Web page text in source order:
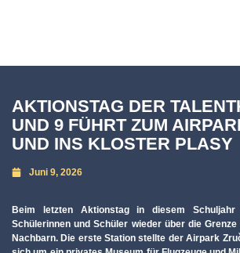
AKTIONSTAG DER
UND 9 FÜHRT ZUM
UND INS KLOSTER PLASY
Juni 9, 2026
Beim letzten Aktionstag in diesem
Schülerinnen und Schüler wieder über die
Nachbarn. Die erste Station stellte der Airpark